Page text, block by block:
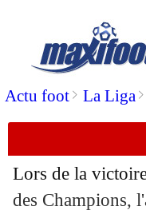
Actu foot> La Liga>
Lors de la
des Champions,
PSG:
18/02 PSG
18/02 Atletico:
18/02 PSG :